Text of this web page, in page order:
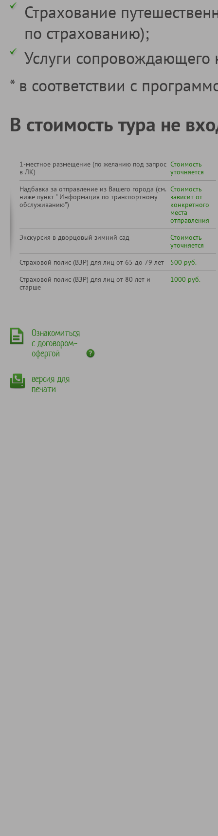
Страхование
по страхованию);
Услуги сопровождающего
* в соответствии с
В стоимость тура не
1-местное размещение (по желанию под запрос
в ЛК)
Стоимость
уточняется
Надбавка за отправление из Вашего города (см.
ниже пункт " Информация по транспортному
обслуживанию")
Стоимость
зависит от
конкретного
места
отправления
Экскурсия в дворцовый зимний сад
Стоимость
уточняется
Страховой полис (ВЗР) для лиц от 65 до 79 лет
500 руб.
Страховой полис (ВЗР) для лиц от 80 лет и
старше
1000 руб.
Ознакомиться
с договором-
офертой
версия для
печати